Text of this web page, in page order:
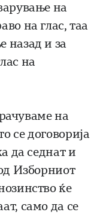
на
на глас, таа
назад и за
на
на
се договорија
да седнат и
Изборниот
ќе
само да се